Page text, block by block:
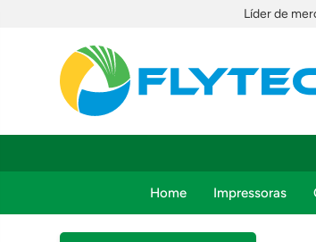
Líder de
Home Impressoras